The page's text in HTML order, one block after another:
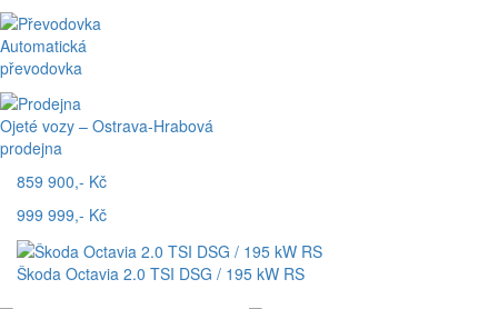
Automatická
převodovka
Ojeté vozy – Ostrava-Hrabová
prodejna
859 900,- Kč
999 999,- Kč
Škoda Octavia 2.0 TSI DSG / 195 kW RS